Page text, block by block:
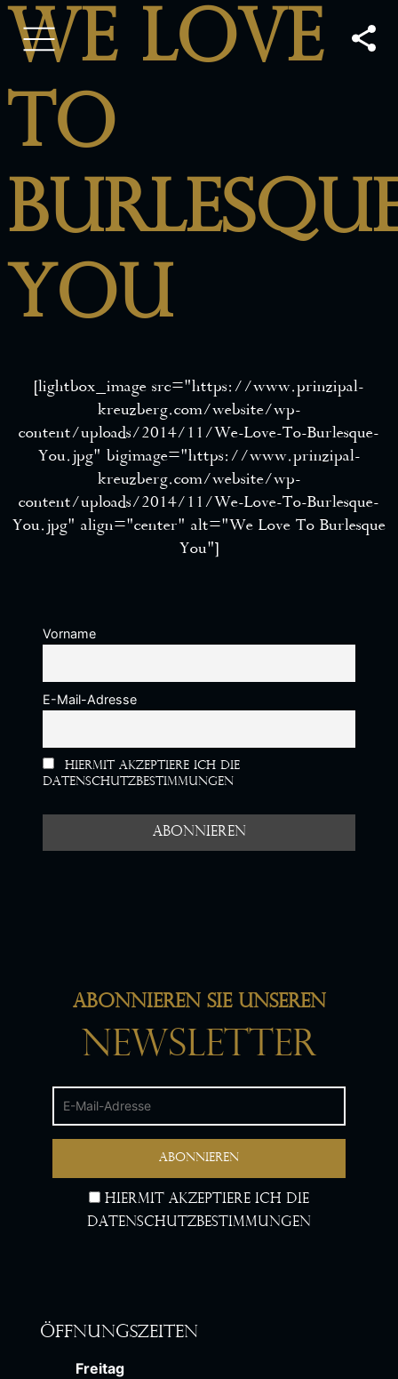
We Love
To
You
[lightbox_image src=”https://www.prinzipal-
kreuzberg.com/website/wp-
content/uploads/2014/11/We-Love-To-Burlesque-
You.jpg” bigimage=”https://www.prinzipal-
kreuzberg.com/website/wp-
content/uploads/2014/11/We-Love-To-Burlesque-
You.jpg” align=”center” alt=”We Love To Burlesque
You”]
Vorname
E-Mail-Adresse
Hiermit akzeptiere ich die
Datenschutzbestimmungen
Abonnieren Sie unseren
Newsletter
Hiermit akzeptiere ich die
Datenschutzbestimmungen
Öffnungszeiten
Freitag